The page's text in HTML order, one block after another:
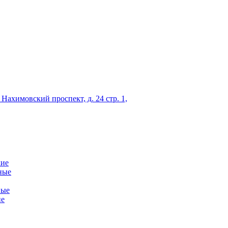
проспект, д. 24 стр. 1,